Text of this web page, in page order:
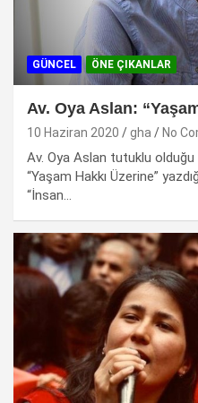
GÜNCEL ÖNE ÇIKANLAR
Av. Oya Aslan:
10 Haziran 2020 gha No
Av. Oya Aslan tutuklu olduğu
“Yaşam Hakkı Üzerine”
“İnsan…